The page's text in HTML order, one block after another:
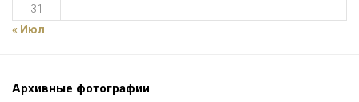
31
« Июл
Архивные фотографии